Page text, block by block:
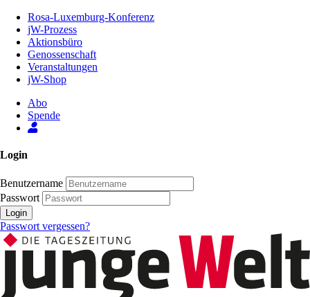
Inhalt
Seite
Rosa-Luxemburg-Konferenz
jW-Prozess
Aktionsbüro
Genossenschaft
Veranstaltungen
jW-Shop
Abo
Spende
Login
Benutzername
Passwort
Login
Passwort vergessen?